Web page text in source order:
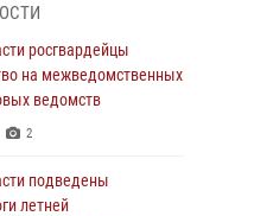
Росгвардии
за хищение алкоголя
Росгвардии провел
для кадетов
росгвардейцы
на межведомственных
ведомств
2
подведены
летней